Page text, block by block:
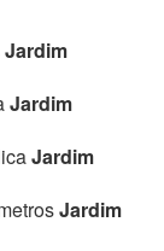
Jardim
Jardim
Jardim
Jardim